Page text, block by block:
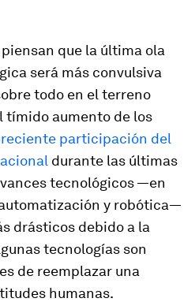
que la última ola
será más convulsiva
todo en el terreno
tímido aumento de los
participación del
durante las últimas
tecnológicos —en
y robótica—
drásticos debido a la
tecnologías son
de reemplazar una
humanas.